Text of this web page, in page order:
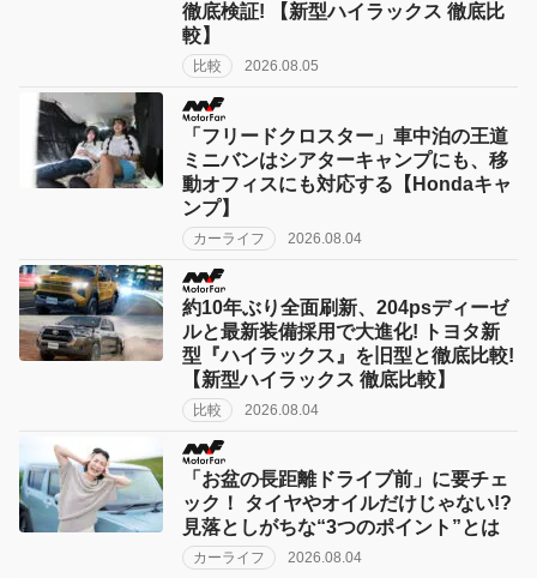
徹底検証! 【新型ハイラックス 徹底比
較】
比較 2026.08.05
「フリードクロスター」車中泊の王道
ミニバンはシアターキャンプにも、移
動オフィスにも対応する【Hondaキャ
ンプ】
カーライフ 2026.08.04
約10年ぶり全面刷新、204psディーゼ
ルと最新装備採用で大進化! トヨタ新
型『ハイラックス』を旧型と徹底比較!
【新型ハイラックス 徹底比較】
比較 2026.08.04
「お盆の長距離ドライブ前」に要チェ
ック！ タイヤやオイルだけじゃない!?
見落としがちな“3つのポイント”とは
カーライフ 2026.08.04